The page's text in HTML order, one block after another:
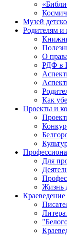
Музей
Родителям и
О
РДФ в
Как
Проекты и
Для
Жизнь
Краеведение